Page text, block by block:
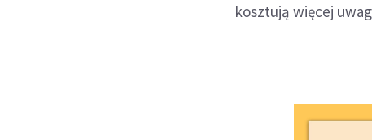
kosztują więcej